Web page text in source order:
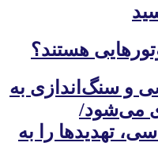
هستند؟
و سنگ‌اندازی به
می‌شود/
تهدیدها را به